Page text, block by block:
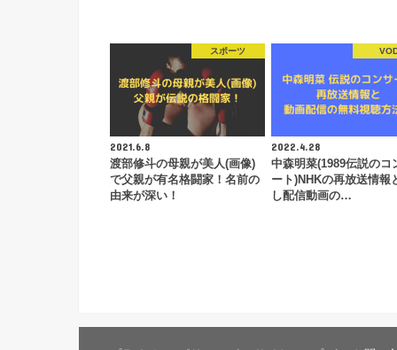
スポーツ
2021.6.8
渡部修斗の母親が美人(画像)
で父親が有名格闘家！名前の
由来が深い！
2022.4.28
中森明菜(1989伝説のコ
ート)NHKの再放送情報
し配信動画の…